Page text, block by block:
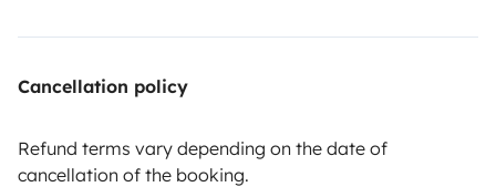
Cancellation policy
Refund terms vary depending on the date of
cancellation of the booking.